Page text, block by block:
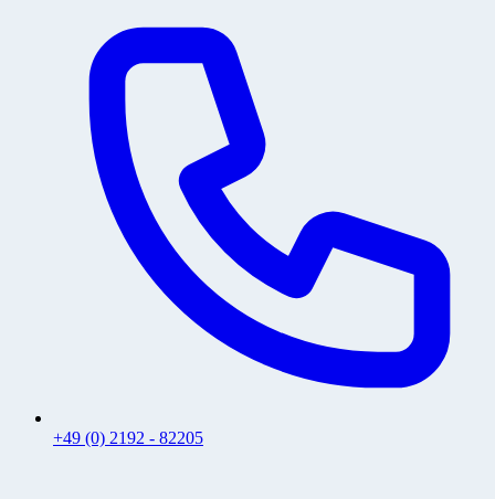
+49 (0) 2192 - 82205